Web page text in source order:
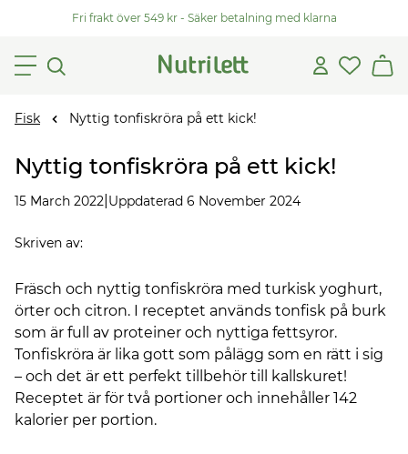
Fri frakt över 549 kr - Säker betalning med klarna
Fisk Nyttig tonfiskröra på ett kick!
Nyttig tonfiskröra på ett kick!
15 March 2022 Uppdaterad 6 November 2024
Skriven av:
Fräsch och nyttig tonfiskröra med turkisk yoghurt,
örter och citron. I receptet används tonfisk på burk
som är full av proteiner och nyttiga fettsyror.
Tonfiskröra är lika gott som pålägg som en rätt i sig
– och det är ett perfekt tillbehör till kallskuret!
Receptet är för två portioner och innehåller 142
kalorier per portion.